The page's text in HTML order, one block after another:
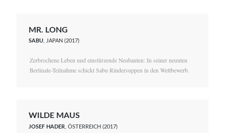
MR. LONG
SABU, JAPAN (2017)
Zerbrochene Leben und einstürzende Neubauten: In seiner neunten
Berlinale-Teilnahme schickt Sabu Rindersuppen in den Wettbewerb.
WILDE MAUS
JOSEF HADER , ÖSTERREICH (2017)